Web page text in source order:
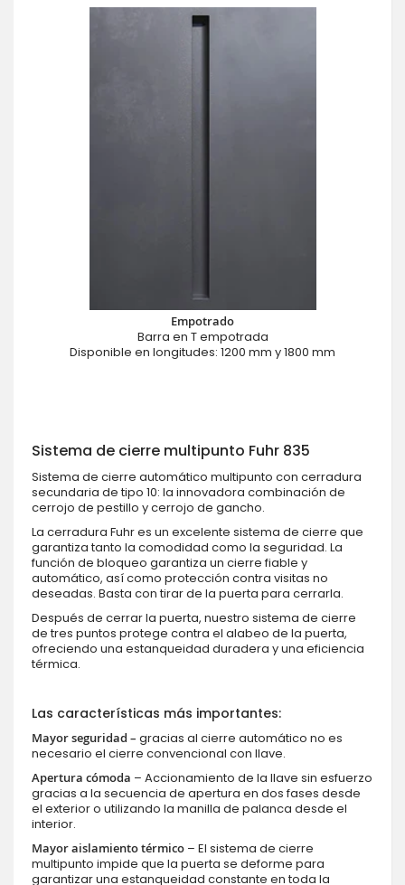
Empotrado
Barra en T empotrada
Disponible en longitudes: 1200 mm y 1800 mm
Sistema de cierre multipunto Fuhr 835
Sistema de cierre automático multipunto con cerradura
secundaria de tipo 10: la innovadora combinación de
cerrojo de pestillo y cerrojo de gancho.
La cerradura Fuhr es un excelente sistema de cierre que
garantiza tanto la comodidad como la seguridad. La
función de bloqueo garantiza un cierre fiable y
automático, así como protección contra visitas no
deseadas. Basta con tirar de la puerta para cerrarla.
Después de cerrar la puerta, nuestro sistema de cierre
de tres puntos protege contra el alabeo de la puerta,
ofreciendo una estanqueidad duradera y una eficiencia
térmica.
Las características más importantes:
Mayor seguridad – gracias al cierre automático no es
necesario el cierre convencional con llave.
Apertura cómoda – Accionamiento de la llave sin esfuerzo
gracias a la secuencia de apertura en dos fases desde
el exterior o utilizando la manilla de palanca desde el
interior.
Mayor aislamiento térmico – El sistema de cierre
multipunto impide que la puerta se deforme para
garantizar una estanqueidad constante en toda la